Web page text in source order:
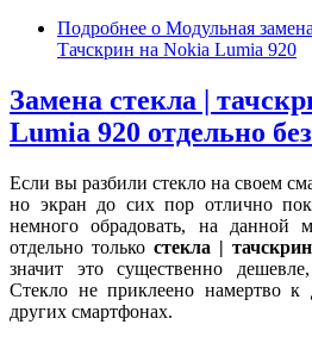
Подробнее о Модульная
Тачскрин на Nokia Lumia 920
Замена стекла |
Lumia 920 отдельно
Если вы разбили стекло на своем
но экран до сих пор отлично
немного обрадовать, на данной
отдельно только стекла |
значит это существенно
Стекло не приклеено намертво
других смартфонах.